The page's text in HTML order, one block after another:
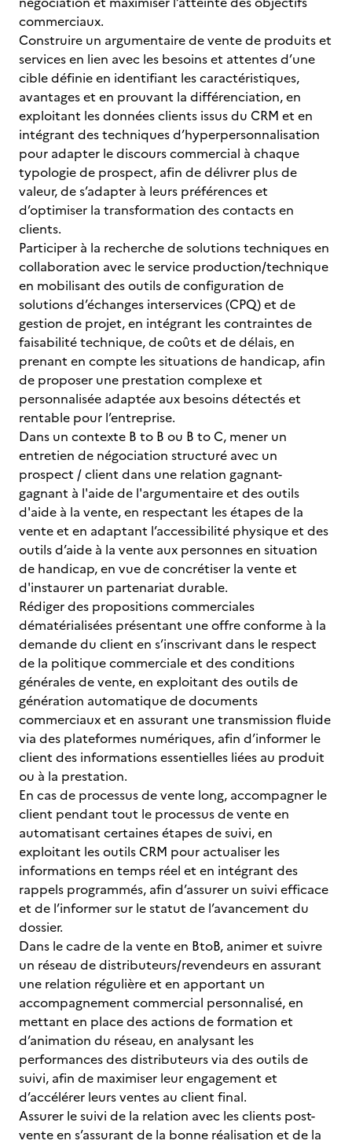
commerciaux.
Construire un argumentaire de vente de produits et
services en lien avec les besoins et attentes d’une
cible définie en identifiant les caractéristiques,
avantages et en prouvant la différenciation, en
exploitant les données clients issus du CRM et en
intégrant des techniques d’hyperpersonnalisation
pour adapter le discours commercial à chaque
typologie de prospect, afin de délivrer plus de
valeur, de s’adapter à leurs préférences et
d’optimiser la transformation des contacts en
clients.
Participer à la recherche de solutions techniques en
collaboration avec le service production/technique
en mobilisant des outils de configuration de
solutions d’échanges interservices (CPQ) et de
gestion de projet, en intégrant les contraintes de
faisabilité technique, de coûts et de délais, en
prenant en compte les situations de handicap, afin
de proposer une prestation complexe et
personnalisée adaptée aux besoins détectés et
rentable pour l’entreprise.
Dans un contexte B to B ou B to C, mener un
entretien de négociation structuré avec un
prospect / client dans une relation gagnant-
gagnant à l'aide de l'argumentaire et des outils
d'aide à la vente, en respectant les étapes de la
vente et en adaptant l’accessibilité physique et des
outils d’aide à la vente aux personnes en situation
de handicap, en vue de concrétiser la vente et
d'instaurer un partenariat durable.
Rédiger des propositions commerciales
dématérialisées présentant une offre conforme à la
demande du client en s’inscrivant dans le respect
de la politique commerciale et des conditions
générales de vente, en exploitant des outils de
génération automatique de documents
commerciaux et en assurant une transmission fluide
via des plateformes numériques, afin d’informer le
client des informations essentielles liées au produit
ou à la prestation.
En cas de processus de vente long, accompagner le
client pendant tout le processus de vente en
automatisant certaines étapes de suivi, en
exploitant les outils CRM pour actualiser les
informations en temps réel et en intégrant des
rappels programmés, afin d’assurer un suivi efficace
et de l’informer sur le statut de l’avancement du
dossier.
Dans le cadre de la vente en BtoB, animer et suivre
un réseau de distributeurs/revendeurs en assurant
une relation régulière et en apportant un
accompagnement commercial personnalisé, en
mettant en place des actions de formation et
d’animation du réseau, en analysant les
performances des distributeurs via des outils de
suivi, afin de maximiser leur engagement et
d’accélérer leurs ventes au client final.
Assurer le suivi de la relation avec les clients post-
vente en s’assurant de la bonne réalisation et de la